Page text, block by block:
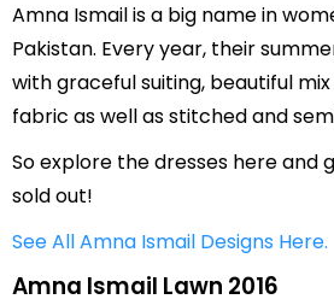
Amna Ismail is a big name in
Pakistan. Every year, their
with graceful suiting, beautiful
fabric as well as stitched and
So explore the dresses here and
sold out!
See All Amna Ismail Designs Here.
Amna Ismail Lawn 2016